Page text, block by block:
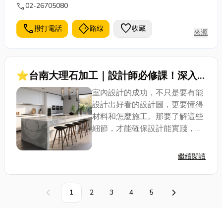
call02-26705080
call撥打電話 directions路線 favorite收藏 來源
⭐台南大理石加工｜設計師必修課！深入
了解大理石加工切割工藝室內設計的成功，不只是要有能
設計出好看的設計圖，更要懂得
材料和怎麼施工。那要了解這些
細節，才能確保設計能實踐，也
樣不僅浪費時間和錢，也會給客
認識各種材料的處理和施工方法
是相當重要的，今...
繼續閱讀
上一頁 1 2 3 4 5 下一頁